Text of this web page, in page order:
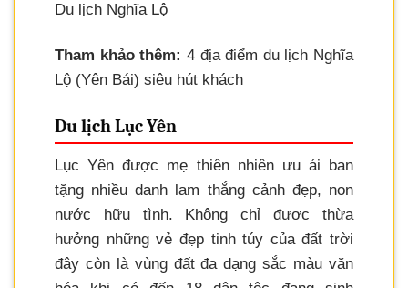
Du lịch Nghĩa Lộ
Tham khảo thêm: 4 địa điểm du lịch Nghĩa
Lộ (Yên Bái) siêu hút khách
Du lịch Lục Yên
Lục Yên được mẹ thiên nhiên ưu ái ban
tặng nhiều danh lam thắng cảnh đẹp, non
nước hữu tình. Không chỉ được thừa
hưởng những vẻ đẹp tinh túy của đất trời
đây còn là vùng đất đa dạng sắc màu văn